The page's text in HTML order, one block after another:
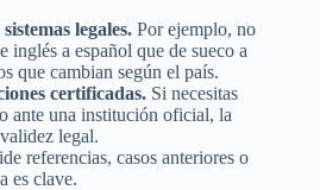
legales. Por ejemplo, no
inglés a español que de sueco a
que cambian según el país.
certificadas. Si necesitas
ante una institución oficial, la
legal.
referencias, casos anteriores o
es clave.